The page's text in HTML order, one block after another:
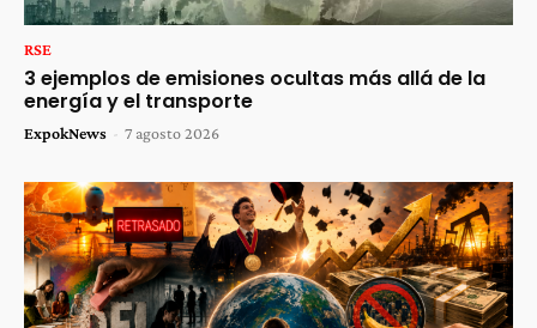
RSE
3 ejemplos de emisiones ocultas más allá de la
energía y el transporte
ExpokNews - 7 agosto 2026